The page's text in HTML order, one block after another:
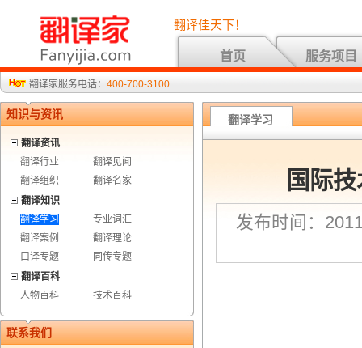
翻译佳天下！
首页 服务项目
翻译家服务电话： 400-700-3100
知识与资讯
翻译资讯
翻译行业
翻译见闻
翻译组织
翻译名家
翻译知识
翻译学习
专业词汇
翻译案例
翻译理论
口译专题
同传专题
翻译百科
人物百科
技术百科
联系我们
翻译学习
国际
发布时间：